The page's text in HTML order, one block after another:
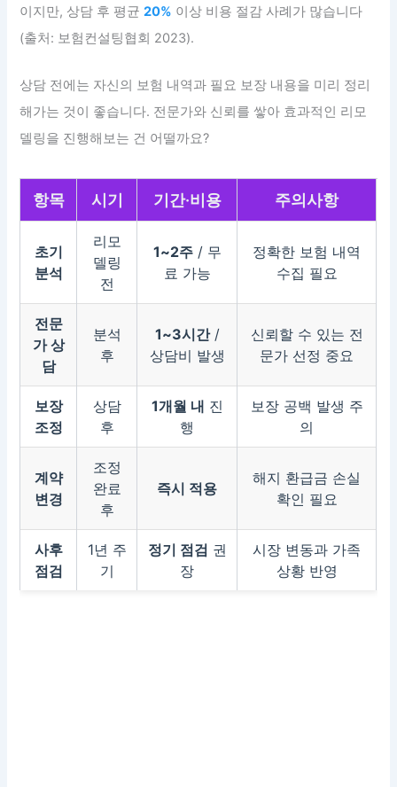
이지만, 상담 후 평균20% 이상 비용 절감 사례가 많습니다
(출처: 보험컨설팅협회 2023).
상담 전에는 자신의 보험 내역과 필요 보장 내용을 미리 정리
해가는 것이 좋습니다. 전문가와 신뢰를 쌓아 효과적인 리모
델링을 진행해보는 건 어떨까요?
항목 시기 기간·비용 주의사항
초기
분석
리모
델링
전
1~2주/ 무
료 가능
정확한 보험 내역
수집 필요
전문
가 상
담
분석
후
1~3시간/
상담비 발생
신뢰할 수 있는 전
문가 선정 중요
보장
조정
상담
후
1개월 내 진
행
보장 공백 발생 주
의
계약
변경
조정
완료
후
즉시 적용
해지 환급금 손실
확인 필요
사후
점검
1년 주
기
정기 점검 권
장
시장 변동과 가족
상황 반영